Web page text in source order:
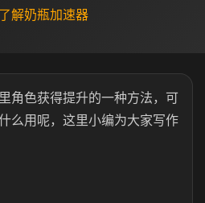
解奶瓶加速器
角色获得提升的一种方法，可
么用呢，这里小编为大家写作